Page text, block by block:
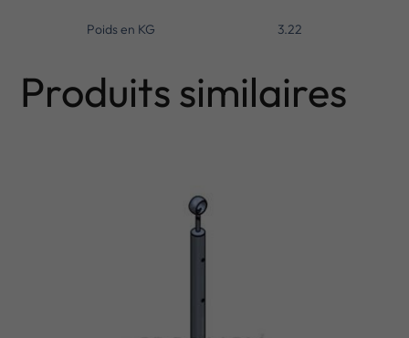
Poids en KG 3.22
Produits similaires